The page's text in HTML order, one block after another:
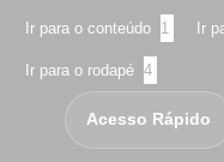
Ir para o conteúdo 1 Ir
Ir para o rodapé 4
Acesso Rápido